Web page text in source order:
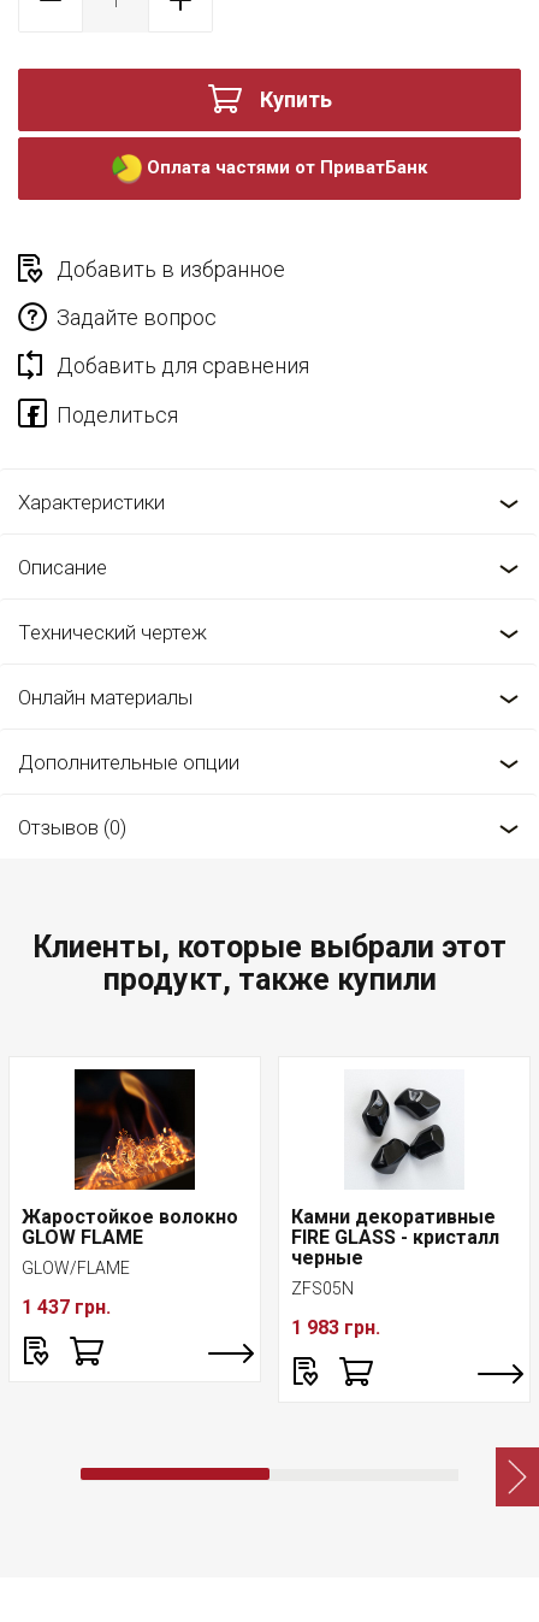
Купить
Оплата частями от ПриватБанк
Добавить в избранное
Задайте вопрос
Добавить для сравнения
Характеристики
Описание
Технический чертеж
Онлайн материалы
Дополнительные опции
Отзывов (0)
Клиенты, которые выбрали этот
продукт, также купили
Жаростойкое волокно
GLOW FLAME
GLOW/FLAME
1 437 грн.
Камни декоративные
FIRE GLASS - кристалл
черные
ZFS05N
1 983 грн.